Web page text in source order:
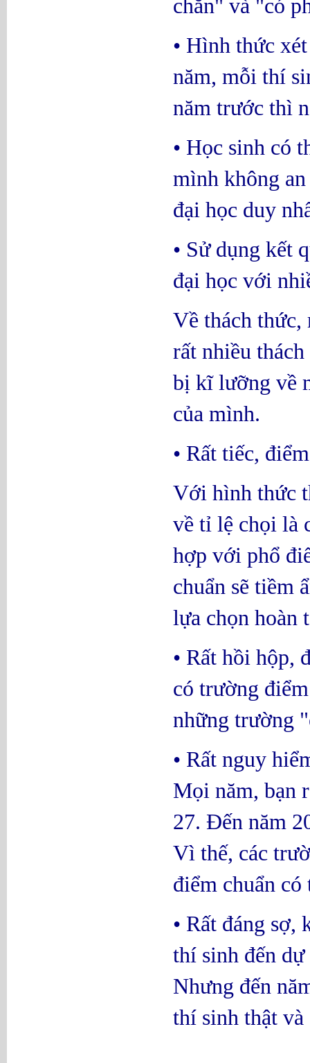
chắn" và "có
• Hình thức
năm, mỗi thí
năm trước thì
• Học sinh có
mình không
đại học duy
• Sử dụng kết
đại học với
Về thách thức,
rất nhiều
bị kĩ lưỡng về
của mình.
• Rất tiếc,
Với hình thức
về tỉ lệ chọi là
hợp với phổ
chuẩn sẽ tiềm
lựa chọn hoàn
• Rất hồi hộp,
có trường
những trường
• Rất nguy
Mọi năm, bạn
27. Đến năm
Vì thế, các
điểm chuẩn
• Rất đáng
thí sinh đến
Nhưng đến
thí sinh thật